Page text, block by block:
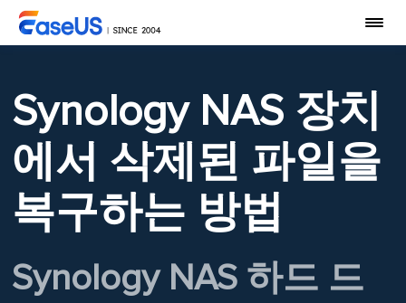
Synology NAS 장치
에서 삭제된 파일을
복구하는 방법
Synology NAS 하드 드